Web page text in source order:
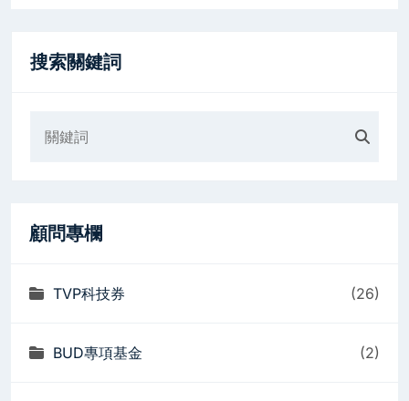
搜索關鍵詞
顧問專欄
TVP科技券 (26)
BUD專項基金 (2)